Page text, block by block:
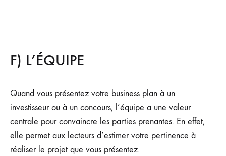
F) L’ÉQUIPE
Quand vous présentez votre business plan à un
investisseur ou à un concours, l’équipe a une valeur
centrale pour convaincre les parties prenantes. En effet,
elle permet aux lecteurs d’estimer votre pertinence à
réaliser le projet que vous présentez.